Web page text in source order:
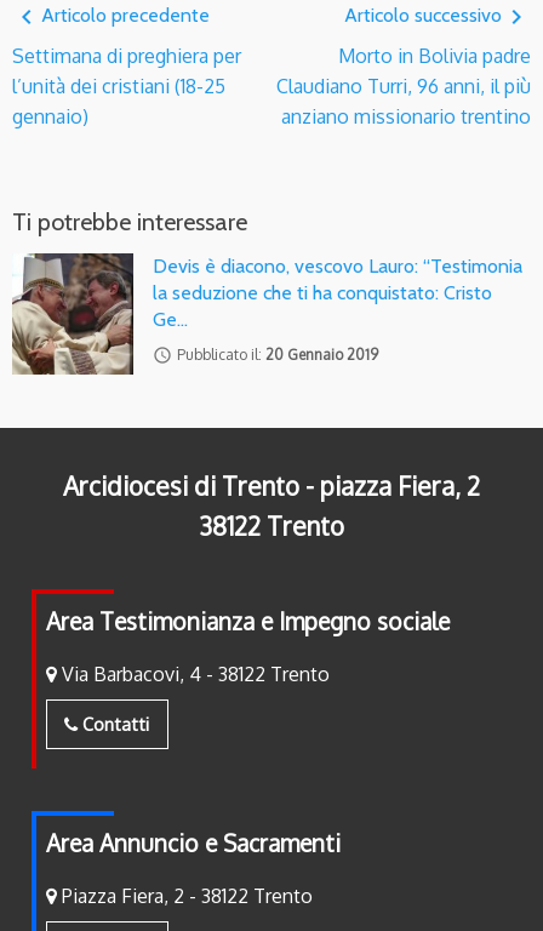
navigate_before Articolo precedente
Settimana di preghiera per
l’unità dei cristiani (18-25
gennaio)
Articolo successivo navigate_next
Morto in Bolivia padre
Claudiano Turri, 96 anni, il più
anziano missionario trentino
Ti potrebbe interessare
Devis è diacono, vescovo Lauro: “Testimonia
la seduzione che ti ha conquistato: Cristo
Ge…
access_time Pubblicato il: 20 Gennaio 2019
Arcidiocesi di Trento - piazza Fiera, 2
38122 Trento
Area Testimonianza e Impegno sociale
Via Barbacovi, 4 - 38122 Trento
Contatti
Area Annuncio e Sacramenti
Piazza Fiera, 2 - 38122 Trento